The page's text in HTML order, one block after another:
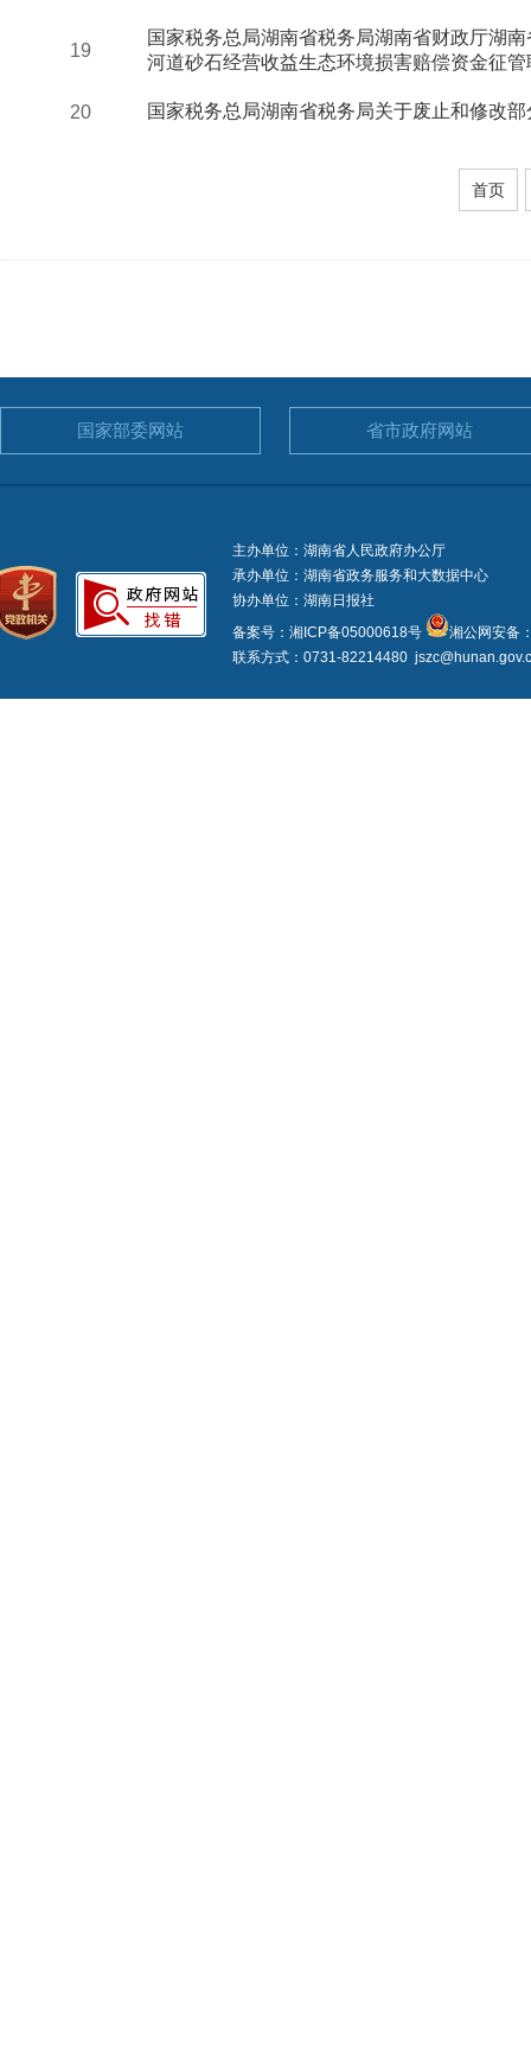
19
国家税务总局湖南省税务局湖南省财政厅湖
河道砂石经营收益生态环境损害赔偿资金征管
20 国家税务总局湖南省税务局关于废止和修改
首页
国家部委网站 省市政府网站
主办单位：湖南省人民政府办公厅
承办单位：湖南省政务服务和大数据中心
协办单位：湖南日报社
备案号：湘ICP备05000618号
湘公网安备
联系方式：0731-82214480